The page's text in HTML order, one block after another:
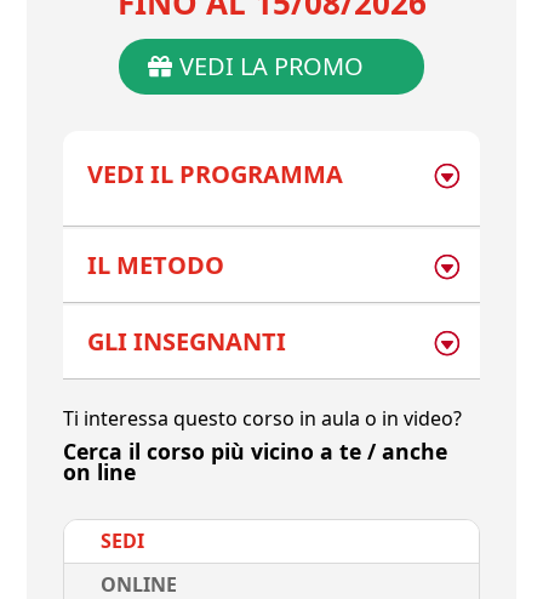
VEDI LA PROMO
VEDI IL PROGRAMMA
IL METODO
GLI INSEGNANTI
Ti interessa questo corso in aula o in video?
Cerca il corso più vicino a te / anche
on line
SEDI
ONLINE